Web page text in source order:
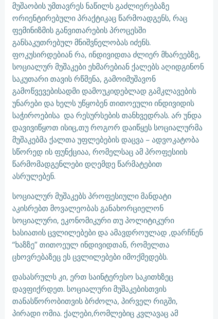
მუშაობის უმთავრეს ნაწილს გაძლიერებაზე
ორიენტირებული პრაქტიკაც წარმოადგენს, რაც
ფემინიზმის განვითარების პროცესში
განსაკუთრებულ მნიშვნელობას იძენს.
ფოკუსირდებიან რა, ინდივიდთა ძლიერ მხარეებზე,
სოციალურ მუშაკები ეხმარებიან ქალებს აღიდგინონ
საკუთარი თავის რწმენა, გამოიმუშავონ
გამოწვევებისადმი დამოუკიდებლად გამკლავების
უნარები და ხელს უწყობენ თითოეული ინდივიდის
საჭიროებისა და რესურსების თანხვედრას. არ უნდა
დავივიწყოთ ისიც,თუ როგორ დაიწყეს სოციალურმა
მუშაკებმა ქალთა უფლებების დაცვა – ადვოკატობა
სწორედ ის ფუნქციაა, რომელსაც ამ პროფესიის
წარმომადგენლები დღემდე წარმატებით
ასრულებენ.
სოციალურ მუშაკებს პროფესიული მანდატი
აკისრებთ მოვალეობას განახორციელონ
სოციალური, ეკონომიკური თუ პოლიტიკური
ხასიათის ცვლილებები და ამავდროულად ,დარჩნენ
“ხაზზე” თითოეულ ინდივიდთან, რომელთა
ცხოვრებაზეც ეს ცვლილებები იმოქმედებს.
დასასრულს კი, ერთ საინტერესო საკითხზეც
დავფიქრდეთ. სოციალური მუშაკებისთვის
თანასწორობითვის ბრძოლა, პირველ რიგში,
პირადი ომია. ქალები,რომლებიც კვლავაც ამ